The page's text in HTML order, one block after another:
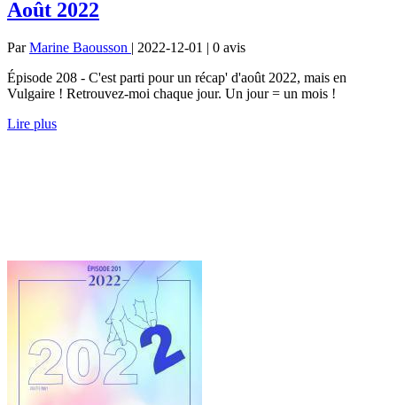
Août 2022
ParMarine Baousson | 2022-12-01 | 0 avis
Épisode 208 - C'est parti pour un récap' d'août 2022, mais en
Vulgaire ! Retrouvez-moi chaque jour. Un jour = un mois !
Lire plus